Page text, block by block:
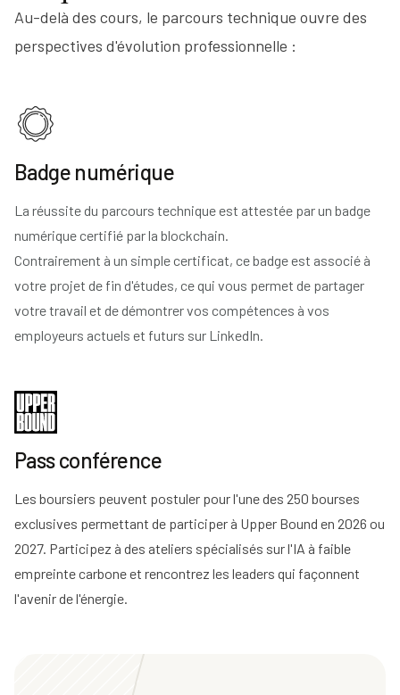
Au-delà des cours, le parcours technique ouvre des
perspectives d'évolution professionnelle :
Badge numérique
La réussite du parcours technique est attestée par un badge
numérique certifié par la blockchain.
Contrairement à un simple certificat, ce badge est associé à
votre projet de fin d'études, ce qui vous permet de partager
votre travail et de démontrer vos compétences à vos
employeurs actuels et futurs sur LinkedIn.
Pass conférence
Les boursiers peuvent postuler pour l'une des 250 bourses
exclusives permettant de participer à Upper Bound en 2026 ou
2027. Participez à des ateliers spécialisés sur l'IA à faible
empreinte carbone et rencontrez les leaders qui façonnent
l'avenir de l'énergie.